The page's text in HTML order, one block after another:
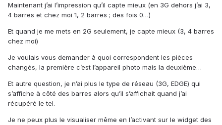
Maintenant j’ai l’impression qu’il capte mieux (en 3G dehors j’ai 3,
4 barres et chez moi 1, 2 barres ; des fois 0…)
Et quand je me mets en 2G seulement, je capte mieux (3, 4 barres
chez moi)
Je voulais vous demander à quoi correspondent les pièces
changés, la première c’est l’appareil photo mais la deuxième…
Et autre question, je n’ai plus le type de réseau (3G, EDGE) qui
s’affiche à côté des barres alors qu’il s’affichait quand j’ai
récupéré le tel.
Je ne peux plus le visualiser même en l’activant sur le widget des